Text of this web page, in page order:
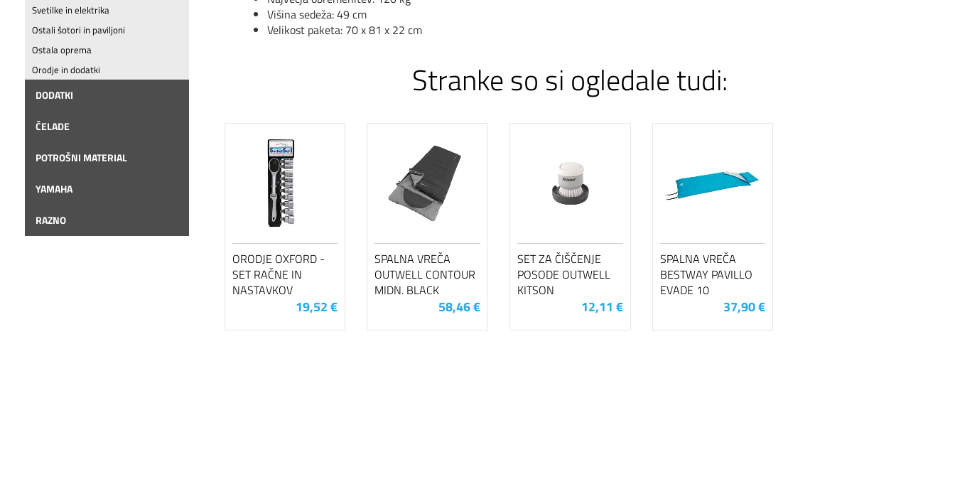
Svetilke in elektrika
Ostali šotori in paviljoni
Ostala oprema
Orodje in dodatki
DODATKI
ČELADE
POTROŠNI MATERIAL
YAMAHA
RAZNO
Višina sedeža: 49 cm
Velikost paketa: 70 x 81 x 22 cm
Stranke so si ogledale tudi:
ORODJE OXFORD -
SET RAČNE IN
NASTAVKOV
19,52 €
SPALNA VREČA
OUTWELL CONTOUR
MIDN. BLACK
58,46 €
SET ZA ČIŠČENJE
POSODE OUTWELL
KITSON
12,11 €
SPALNA VREČA
BESTWAY PAVILLO
EVADE 10
37,90 €